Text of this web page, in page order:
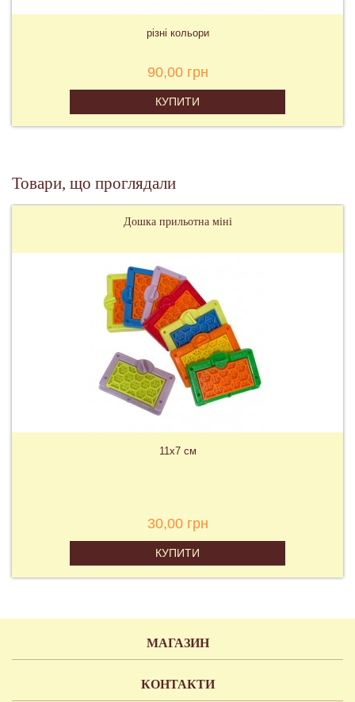
різні кольори
90,00 грн
КУПИТИ
Товари, що проглядали
Дошка прильотна міні
11х7 см
30,00 грн
КУПИТИ
МАГАЗИН
КОНТАКТИ